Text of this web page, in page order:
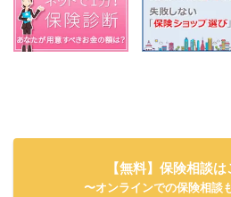
【無料】保険相談
〜オンラインでの保険相談